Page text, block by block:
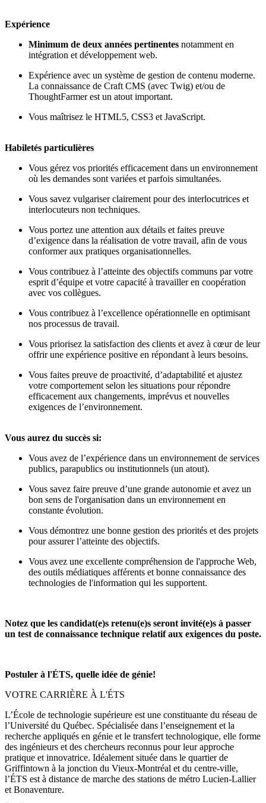
Expérience
Minimum de deux années pertinentes notamment en
intégration et développement web.
Expérience avec un système de gestion de contenu moderne.
La connaissance de Craft CMS (avec Twig) et/ou de
ThoughtFarmer est un atout important.
Vous maîtrisez le HTML5, CSS3 et JavaScript.
Habiletés particulières
Vous gérez vos priorités efficacement dans un environnement
où les demandes sont variées et parfois simultanées.
Vous savez vulgariser clairement pour des interlocutrices et
interlocuteurs non techniques.
Vous portez une attention aux détails et faites preuve
d’exigence dans la réalisation de votre travail, afin de vous
conformer aux pratiques organisationnelles.
Vous contribuez à l’atteinte des objectifs communs par votre
esprit d’équipe et votre capacité à travailler en coopération
avec vos collègues.
Vous contribuez à l’excellence opérationnelle en optimisant
nos processus de travail.
Vous priorisez la satisfaction des clients et avez à cœur de leur
offrir une expérience positive en répondant à leurs besoins.
Vous faites preuve de proactivité, d’adaptabilité et ajustez
votre comportement selon les situations pour répondre
efficacement aux changements, imprévus et nouvelles
exigences de l’environnement.
Vous aurez du succès si:
Vous avez de l’expérience dans un environnement de services
publics, parapublics ou institutionnels (un atout).
Vous savez faire preuve d’une grande autonomie et avez un
bon sens de l'organisation dans un environnement en
constante évolution.
Vous démontrez une bonne gestion des priorités et des projets
pour assurer l’atteinte des objectifs.
Vous avez une excellente compréhension de l'approche Web,
des outils médiatiques afférents et bonne connaissance des
technologies de l'information qui les supportent.
Notez que les candidat(e)s retenu(e)s seront invité(e)s à passer
un test de connaissance technique relatif aux exigences du poste.
Postuler à l'ÉTS, quelle idée de génie!
VOTRE CARRIÈRE À L'ÉTS
L’École de technologie supérieure est une constituante du réseau de
l’Université du Québec. Spécialisée dans l’enseignement et la
recherche appliqués en génie et le transfert technologique, elle forme
des ingénieurs et des chercheurs reconnus pour leur approche
pratique et innovatrice. Idéalement située dans le quartier de
Griffintown à la jonction du Vieux-Montréal et du centre-ville,
l’ÉTS est à distance de marche des stations de métro Lucien-Lallier
et Bonaventure.